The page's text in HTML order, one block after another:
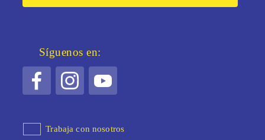
Síguenos en:
Trabaja con nosotros